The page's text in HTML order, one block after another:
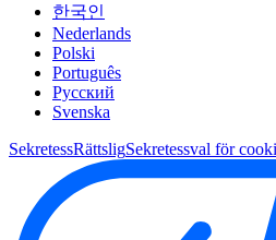
한국인
Nederlands
Polski
Português
Pусский
Svenska
SekretessRättsligSekretessval för